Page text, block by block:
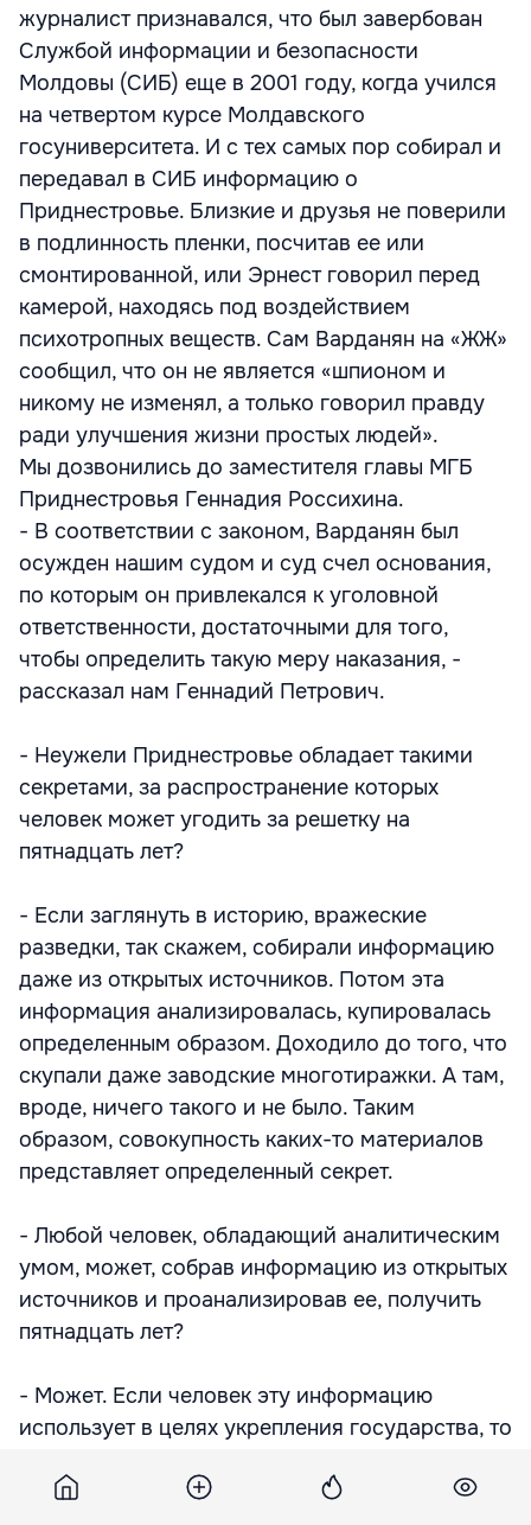
журналист признавался, что был завербован
Службой информации и безопасности
Молдовы (СИБ) еще в 2001 году, когда учился
на четвертом курсе Молдавского
госуниверситета. И с тех самых пор собирал и
передавал в СИБ информацию о
Приднестровье. Близкие и друзья не поверили
в подлинность пленки, посчитав ее или
смонтированной, или Эрнест говорил перед
камерой, находясь под воздействием
психотропных веществ. Сам Варданян на «ЖЖ»
сообщил, что он не является «шпионом и
никому не изменял, а только говорил правду
ради улучшения жизни простых людей».
Мы дозвонились до заместителя главы МГБ
Приднестровья Геннадия Россихина.
- В соответствии с законом, Варданян был
осужден нашим судом и суд счел основания,
по которым он привлекался к уголовной
ответственности, достаточными для того,
чтобы определить такую меру наказания, -
рассказал нам Геннадий Петрович.
- Неужели Приднестровье обладает такими
секретами, за распространение которых
человек может угодить за решетку на
пятнадцать лет?
- Если заглянуть в историю, вражеские
разведки, так скажем, собирали информацию
даже из открытых источников. Потом эта
информация анализировалась, купировалась
определенным образом. Доходило до того, что
скупали даже заводские многотиражки. А там,
вроде, ничего такого и не было. Таким
образом, совокупность каких-то материалов
представляет определенный секрет.
- Любой человек, обладающий аналитическим
умом, может, собрав информацию из открытых
источников и проанализировав ее, получить
пятнадцать лет?
- Может. Если человек эту информацию
использует в целях укрепления государства, то